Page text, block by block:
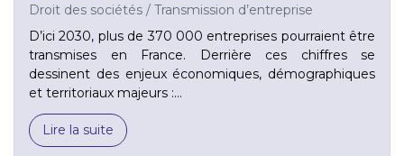
Droit des sociétés / Transmission d’entreprise
D’ici 2030, plus de 370 000 entreprises pourraient être
transmises en France. Derrière ces chiffres se
dessinent des enjeux économiques, démographiques
et territoriaux majeurs :...
Lire la suite